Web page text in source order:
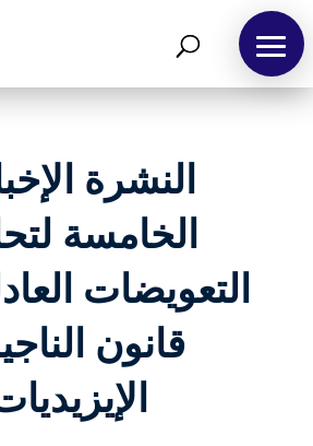
النشرة
الخامسة
التعويضات
قانون